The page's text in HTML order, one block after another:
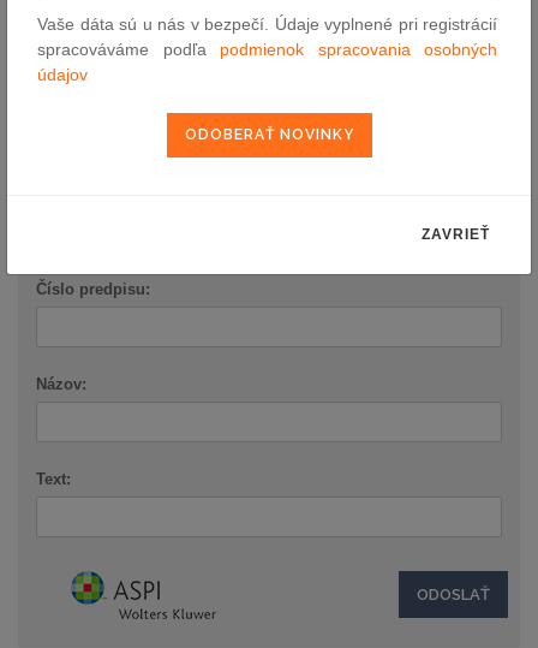
Späť na knižné novinky
Číslo predpisu:
Názov:
Text:
Vaše dáta sú u nás v bezpečí. Údaje vyplnené pri registrácií
spracováváme podľa podmienok spracovania osobných
údajov
ZAVRIEŤ